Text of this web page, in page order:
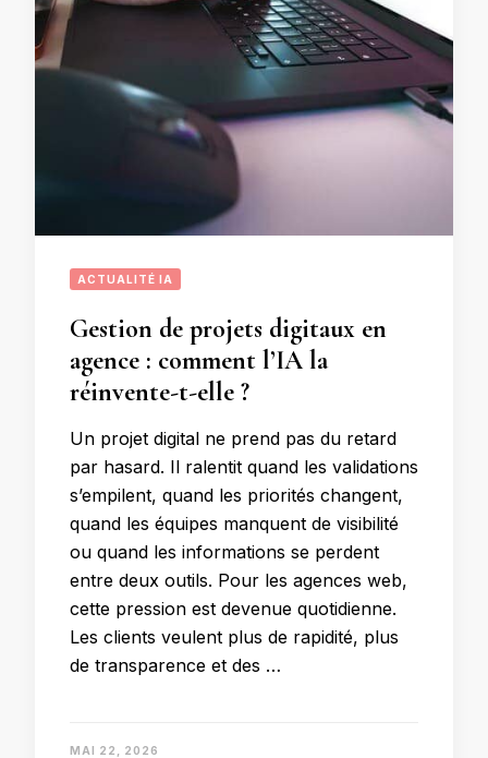
ACTUALITÉ IA
Gestion de projets digitaux en
agence : comment l’IA la
réinvente-t-elle ?
Un projet digital ne prend pas du retard
par hasard. Il ralentit quand les validations
s’empilent, quand les priorités changent,
quand les équipes manquent de visibilité
ou quand les informations se perdent
entre deux outils. Pour les agences web,
cette pression est devenue quotidienne.
Les clients veulent plus de rapidité, plus
de transparence et des …
MAI 22, 2026